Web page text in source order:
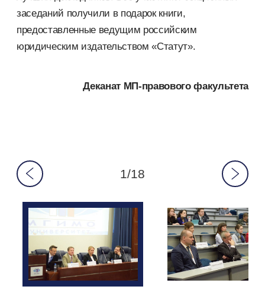
заседаний получили в подарок книги,
предоставленные ведущим российским
юридическим издательством «Статут».
Деканат МП-правовогофакультета
1/18